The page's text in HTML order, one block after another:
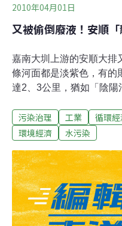
2010年04月01日
又被偷倒廢液！安順
嘉南大圳上游的安順大排
條河面都是淡紫色，有的
達2、3公里，猶如「陰陽
染河段一路往上游追查，
叢，發現偷倒廢液的紅褐
情形，近年來已銷聲匿跡
竟然直接以槽車傾倒，由
安順大排一直往下游的嘉
里。志工說，仁愛橋以上
黑色，以下則是紫紅色，
污染治理 工業 循環
環境經濟
水污染